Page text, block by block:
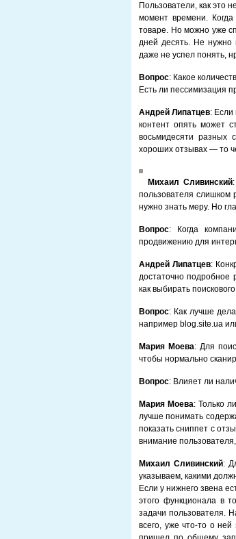
Пользователи, как это
момент времени.
товаре. Но можно уже
дней десять. Не нужно
даже не успел понять,
Вопрос: Какое
Есть ли пессимизация
Андрей Липатцев: Если
контент опять может
восьмидесяти разных
хороших отзывах — то
Михаил Сливинский
пользователя слишком
нужно знать меру. Но
Вопрос: Когда
продвижению для
Андрей Липатцев:
достаточно подробное
как выбирать
Вопрос: Как лучше
например blog.site.ua
Мария Моева: Для
чтобы нормально
Вопрос: Влияет ли
Мария Моева: Только
лучше понимать
показать сниппет с
внимание
Михаил Сливинский:
указываем, какими
Если у нижнего звена
этого функционала в
задачи пользователя.
всего, уже что-то о